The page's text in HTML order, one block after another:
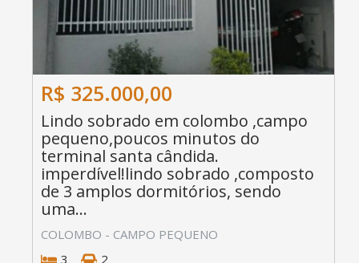
R$ 325.000,00
Lindo sobrado em colombo ,campo
pequeno,poucos minutos do
terminal santa cândida.
imperdível!lindo sobrado ,composto
de 3 amplos dormitórios, sendo
uma...
COLOMBO - CAMPO PEQUENO
3
2